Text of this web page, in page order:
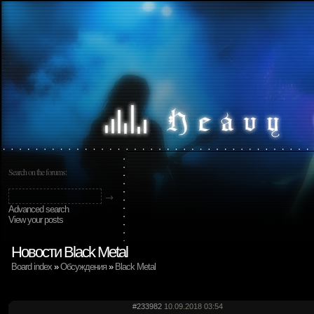
Search on the forums:
Advanced search
View your posts
Новости Black Metal
Board index »Обсуждения » Black Metal
#233982 10.09.2018 03:54